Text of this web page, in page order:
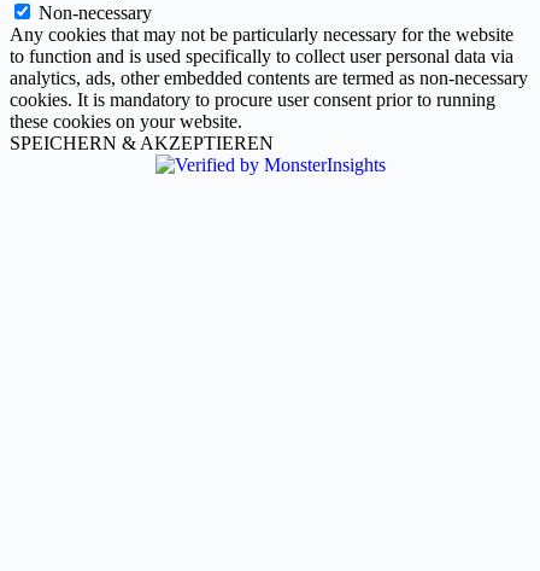
Non-necessary
Any cookies that may not be particularly necessary for the website
to function and is used specifically to collect user personal data via
analytics, ads, other embedded contents are termed as non-necessary
cookies. It is mandatory to procure user consent prior to running
these cookies on your website.
SPEICHERN & AKZEPTIEREN